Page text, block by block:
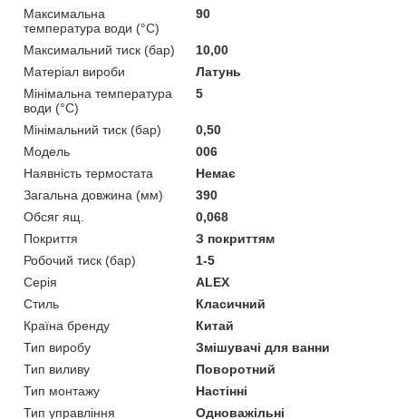
Максимальна
температура води (°C)
90
Максимальний тиск (бар)
10,00
Матеріал вироби
Латунь
Мінімальна температура
води (°C)
5
Мінімальний тиск (бар)
0,50
Мoдель
006
Наявність термостата
Немає
Загальна довжина (мм)
390
Обсяг ящ.
0,068
Покриття
З покриттям
Робочий тиск (бар)
1-5
Серія
ALEX
Стиль
Класичний
Країна бренду
Китай
Тип виробу
Змішувачі для ванни
Тип виливу
Поворотний
Тип монтажу
Настінні
Тип управління
Одноважільні